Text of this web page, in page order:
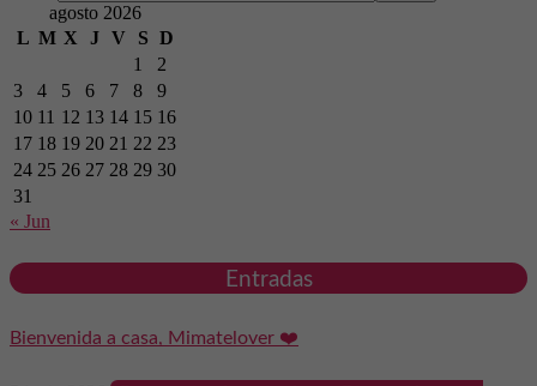
agosto 2026
L M X J V S D
1
2
3
4 5 6 7 8
9
10 11 12 13 14 15 16
17 18 19 20 21 22 23
24 25 26 27 28 29 30
31
« Jun
Entradas
Bienvenida a casa, Mimatelover ❤️